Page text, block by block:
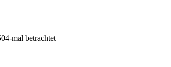
mal betrachtet